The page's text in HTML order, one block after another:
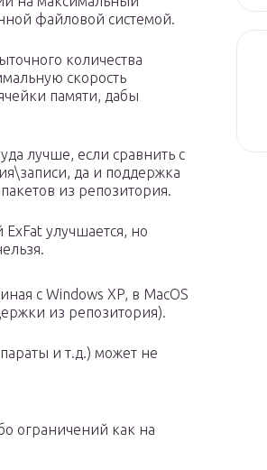
файловой системой.
количества
скорость
памяти, дабы
лучше, если сравнить с
да и поддержка
из репозитория.
улучшается, но
с Windows XP, в MacOS
из репозитория).
и т.д.) может не
ограничений как на